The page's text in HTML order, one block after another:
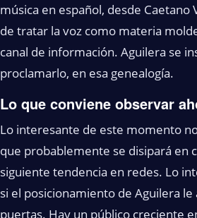
música en español, desde Caetano
de tratar la voz como materia
canal de información. Aguilera se
proclamarlo, en esa genealogía.
Lo que conviene observar
Lo interesante de este momento
que probablemente se disipará en
siguiente tendencia en redes. Lo
si el posicionamiento de Aguilera
puertas. Hay un público creciente